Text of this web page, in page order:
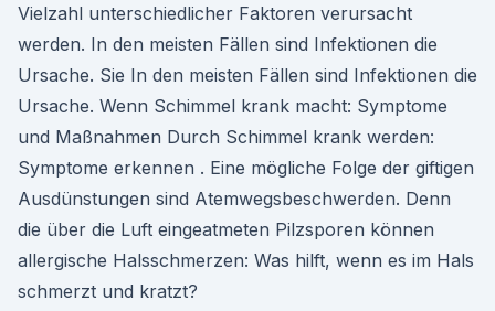
Vielzahl unterschiedlicher Faktoren verursacht
werden. In den meisten Fällen sind Infektionen die
Ursache. Sie In den meisten Fällen sind Infektionen die
Ursache. Wenn Schimmel krank macht: Symptome
und Maßnahmen Durch Schimmel krank werden:
Symptome erkennen . Eine mögliche Folge der giftigen
Ausdünstungen sind Atemwegsbeschwerden. Denn
die über die Luft eingeatmeten Pilzsporen können
allergische Halsschmerzen: Was hilft, wenn es im Hals
schmerzt und kratzt?